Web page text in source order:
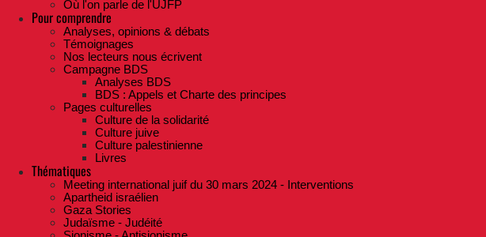
Où l'on parle de l'UJFP
Pour comprendre
Analyses, opinions & débats
Témoignages
Nos lecteurs nous écrivent
Campagne BDS
Analyses BDS
BDS : Appels et Charte des principes
Pages culturelles
Culture de la solidarité
Culture juive
Culture palestinienne
Livres
Thématiques
Meeting international juif du 30 mars 2024 - Interventions
Apartheid israélien
Gaza Stories
Judaïsme - Judéité